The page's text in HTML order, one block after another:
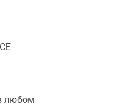
любом
клиентов